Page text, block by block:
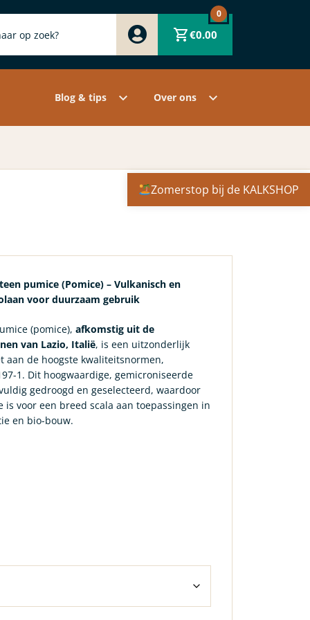
€0.00
0
Zwart
Grijs
Overige pigmenten
Blog & tips Over ons
Contact
pumice (Pomice) – Vulkanisch en
voor duurzaam gebruik
(pomice), afkomstig uit de
van Lazio, Italië, is een uitzonderlijk
aan de hoogste kwaliteitsnormen,
1. Dit hoogwaardige, gemicroniseerde
gedroogd en geselecteerd, waardoor
is voor een breed scala aan toepassingen in
en bio-bouw.
Zomerstop bij de KALKSHOP